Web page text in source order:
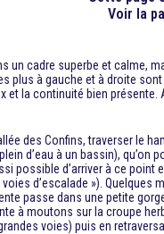
Voir la
un cadre superbe et calme,
plus à gauche et à droite
et la continuité bien
des Confins, traverser le
d’eau à un bassin), qu’on
possible d’arriver à ce point
d’escalade »).
passe dans une petite
à moutons sur la croupe
voies) puis en